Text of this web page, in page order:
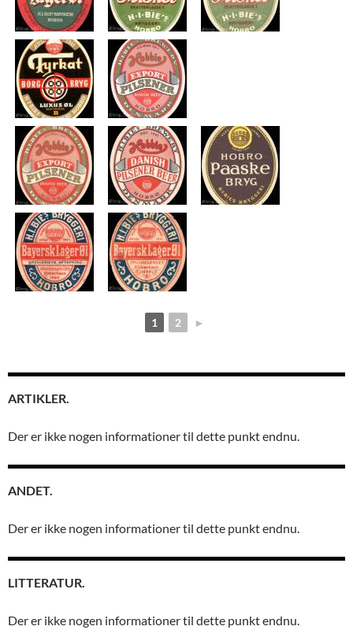
1 2 ►
ARTIKLER.
Der er ikke nogen informationer til dette punkt endnu.
ANDET.
Der er ikke nogen informationer til dette punkt endnu.
LITTERATUR.
Der er ikke nogen informationer til dette punkt endnu.